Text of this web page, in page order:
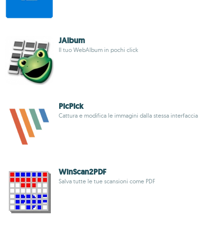
JAlbum
Il tuo WebAlbum in pochi click
PicPick
Cattura e modifica le immagini dalla stessa interfaccia
WinScan2PDF
Salva tutte le tue scansioni come PDF